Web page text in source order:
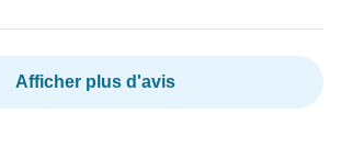
Afficher plus d'avis